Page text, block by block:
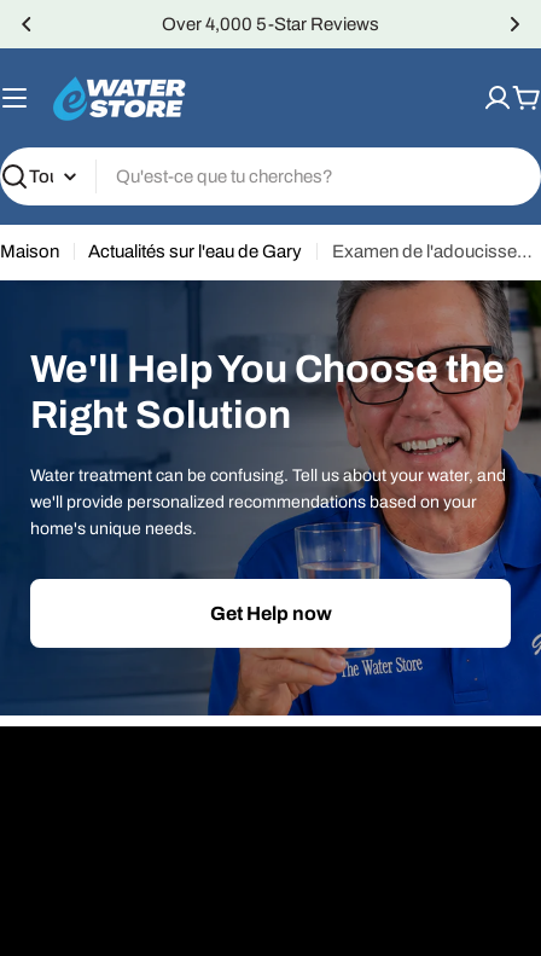
Passer
Over 4,000 5-Star Reviews
Recherche
Maison Actualités sur l'eau de Gary Examen de l'adoucisseur d'eau - Aquamaster AMS 700
We'll Help You Choose the
Right Solution
Water treatment can be confusing. Tell us about your water, and
we'll provide personalized recommendations based on your
home's unique needs.
Get Help now